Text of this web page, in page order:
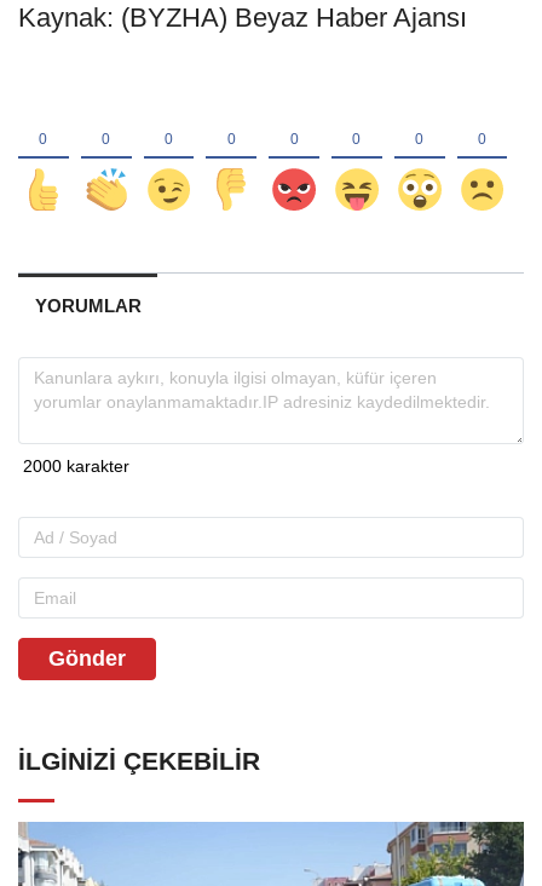
Kaynak: (BYZHA) Beyaz Haber Ajansı
YORUMLAR
Gönder
İLGINIZI ÇEKEBILIR